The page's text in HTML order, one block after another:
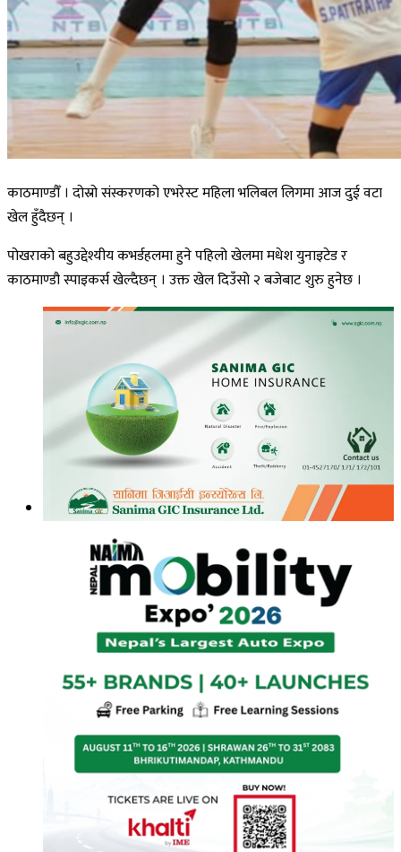
काठमाण्डौँ । दोस्रो संस्करणको एभरेस्ट महिला भलिबल लिगमा आज दुई वटा
खेल हुँदैछन् ।
पोखराको बहुउद्देश्यीय कभर्डहलमा हुने पहिलो खेलमा मधेश युनाइटेड र
काठमाण्डौ स्पाइकर्स खेल्दैछन् । उक्त खेल दिउँसो २ बजेबाट शुरु हुनेछ ।